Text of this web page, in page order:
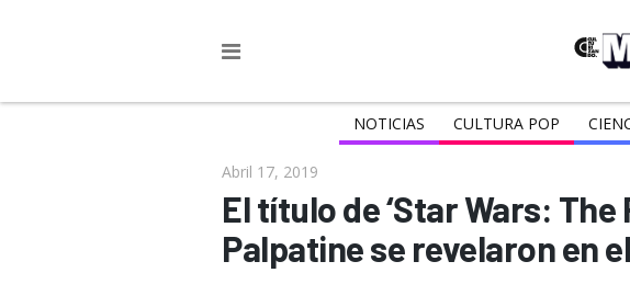
NOTICIAS CULTURA POP
Abril 17, 2019
El título de ‘Star Wars:
Palpatine se revelaron en